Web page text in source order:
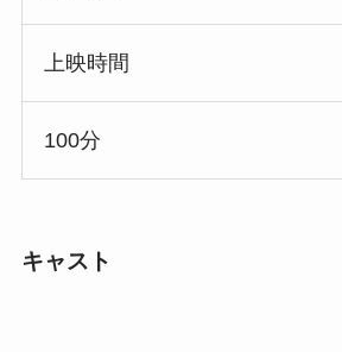
上映時間
100分
キャスト